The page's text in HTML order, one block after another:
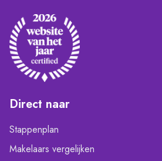
Direct naar
Stappenplan
Makelaars vergelijken